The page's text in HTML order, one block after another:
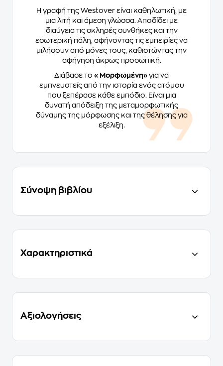
Η γραφή της Westover είναι καθηλωτική, με
μια λιτή και άμεση γλώσσα. Αποδίδει με
διαύγεια τις σκληρές συνθήκες και την
εσωτερική πάλη, αφήνοντας τις εμπειρίες να
μιλήσουν από μόνες τους, καθιστώντας την
αφήγηση άκρως προσωπική.
Διάβασε το «Μορφωμένη» για να
εμπνευστείς από την ιστορία ενός ατόμου
που ξεπέρασε κάθε εμπόδιο. Είναι μια
δυνατή απόδειξη της μεταμορφωτικής
δύναμης της μόρφωσης και της θέλησης για
εξέλιξη.
Σύνοψη βιβλίου
Χαρακτηριστικά
Αξιολογήσεις